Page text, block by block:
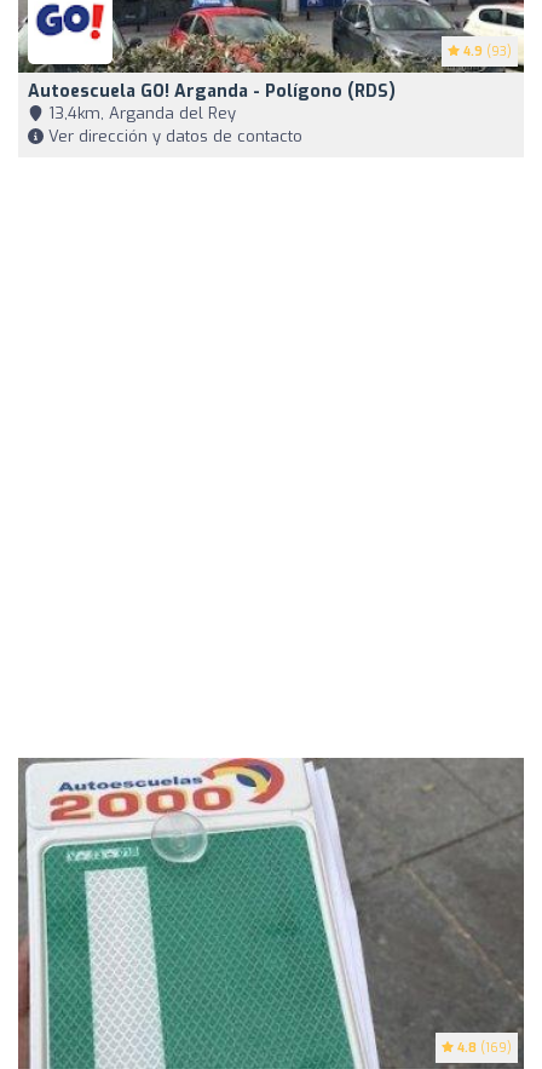
4.9 (93)
Autoescuela GO! Arganda - Polígono (RDS)
13,4km, Arganda del Rey
Ver dirección y datos de contacto
4.8 (169)